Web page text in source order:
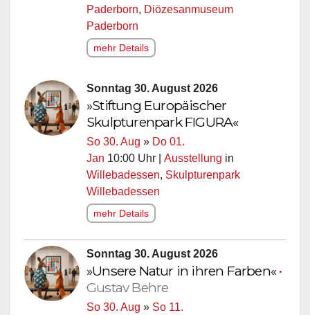
Paderborn, Diözesanmuseum
Paderborn
mehr Details
Sonntag 30. August 2026
»Stiftung Europäischer
Skulpturenpark FIGURA«
So 30. Aug » Do 01.
Jan 10:00 Uhr | Ausstellung in
Willebadessen, Skulpturenpark
Willebadessen
mehr Details
Sonntag 30. August 2026
»Unsere Natur in ihren Farben«•
Gustav Behre
So 30. Aug » So 11.